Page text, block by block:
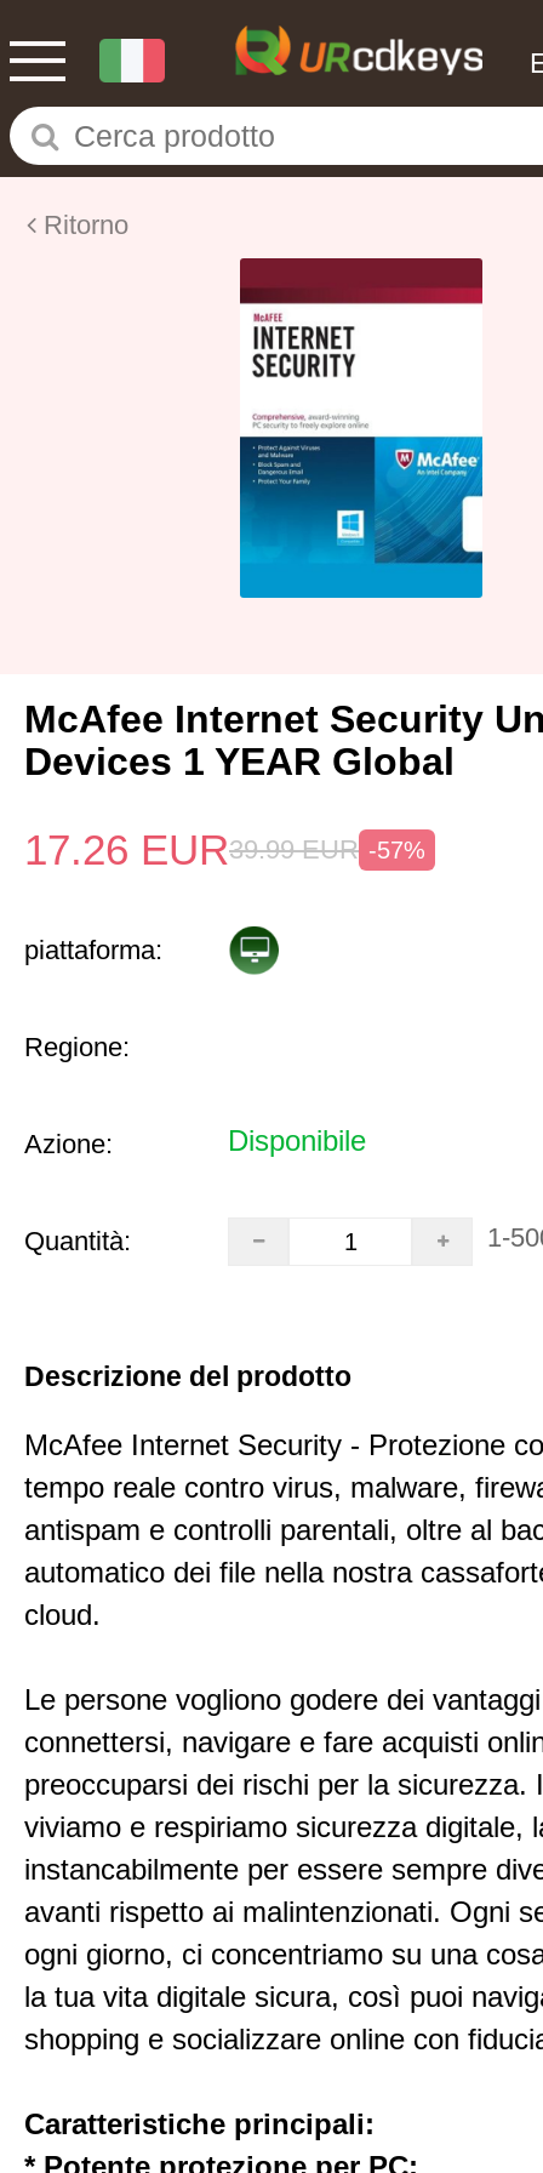
Ritorno
McAfee Internet Security
Devices 1 YEAR Global
17.26 EUR39.99 EUR -57%
piattaforma:
Regione:
Azione: Disponibile
Quantità: 1-
Descrizione del prodotto
McAfee Internet Security - Protezione
tempo reale contro virus, malware,
antispam e controlli parentali, oltre al
automatico dei file nella nostra
cloud.
Le persone vogliono godere dei
connettersi, navigare e fare acquisti
preoccuparsi dei rischi per la sicurezza.
viviamo e respiriamo sicurezza digitale,
instancabilmente per essere sempre
avanti rispetto ai malintenzionati. Ogni
ogni giorno, ci concentriamo su una
la tua vita digitale sicura, così puoi
shopping e socializzare online con
Caratteristiche principali:
* Potente protezione per PC: